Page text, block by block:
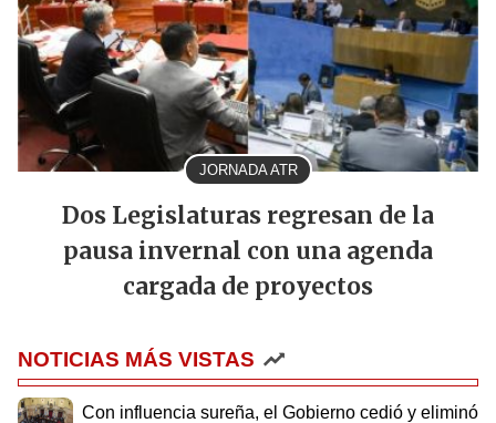
JORNADA ATR
Dos Legislaturas regresan de la
pausa invernal con una agenda
cargada de proyectos
NOTICIAS MÁS VISTAS
Con influencia sureña, el Gobierno cedió y eliminó